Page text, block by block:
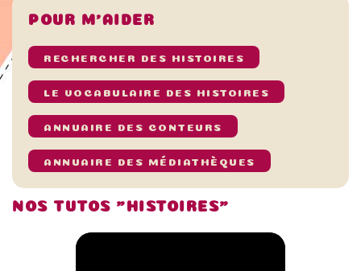
POUR M’AIDER
RECHERCHER DES HISTOIRES
LE VOCABULAIRE DES HISTOIRES
ANNUAIRE DES CONTEURS
ANNUAIRE DES MÉDIATHÈQUES
NOS TUTOS "HISTOIRES"